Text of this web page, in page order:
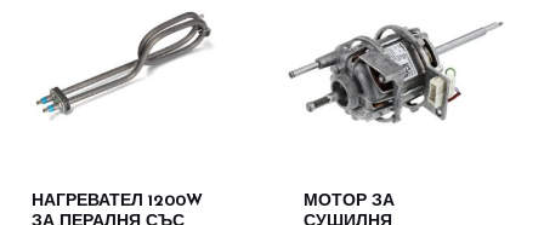
НАГРЕВАТЕЛ 1200W
ЗА ПЕРАЛНЯ СЪС
МОТОР ЗА
СУШИЛНЯ